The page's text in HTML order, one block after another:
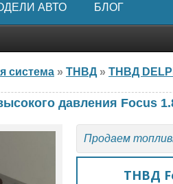
АВТО БЛОГ
система » ТНВД » ТНВД
давления Focus
Продаем
ТНВД